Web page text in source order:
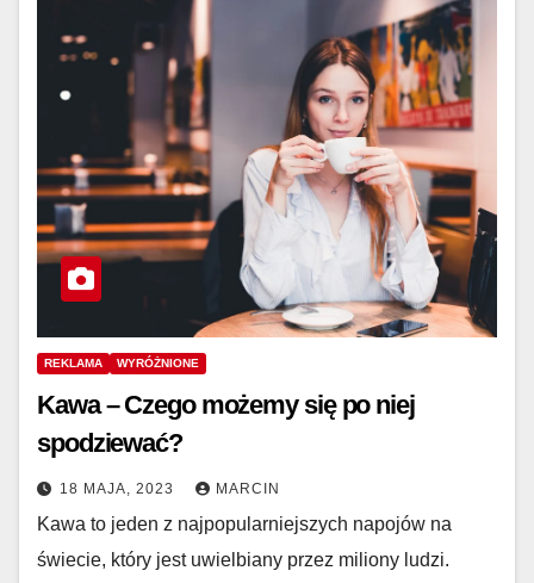
REKLAMA WYRÓŻNIONE
Kawa – Czego możemy się po niej
spodziewać?
18 MAJA, 2023 MARCIN
Kawa to jeden z najpopularniejszych napojów na
świecie, który jest uwielbiany przez miliony ludzi.